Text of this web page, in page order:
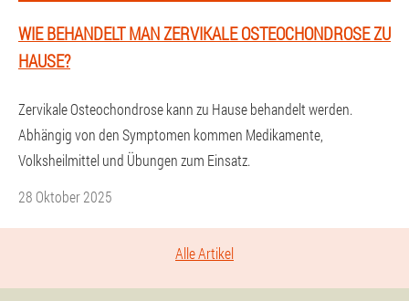
WIE BEHANDELT MAN ZERVIKALE OSTEOCHONDROSE ZU
HAUSE?
Zervikale Osteochondrose kann zu Hause behandelt werden.
Abhängig von den Symptomen kommen Medikamente,
Volksheilmittel und Übungen zum Einsatz.
28 Oktober 2025
Alle Artikel